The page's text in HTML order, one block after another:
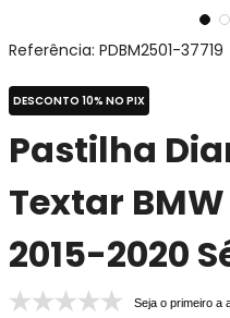
Referência: PDBM2501-37719
DESCONTO 10% NO PIX
Pastilha
Textar
2015-2020
Seja o primeiro a